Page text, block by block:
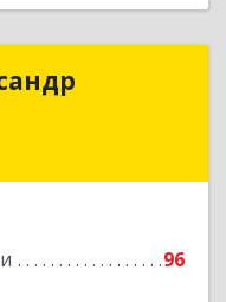
96
Александр
Подробнее